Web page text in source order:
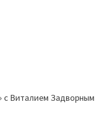
с Виталием Задворным